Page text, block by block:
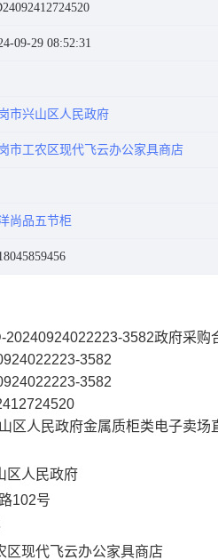
09-29 08:52:31
市兴山区人民政府
市工农区现代飞云办公家具商店
尚品五节柜
20240924022223-3582政府采购
3582
3582
区人民政府金属质柜类电子卖场
区人民政府
102号
区现代飞云办公家具商店